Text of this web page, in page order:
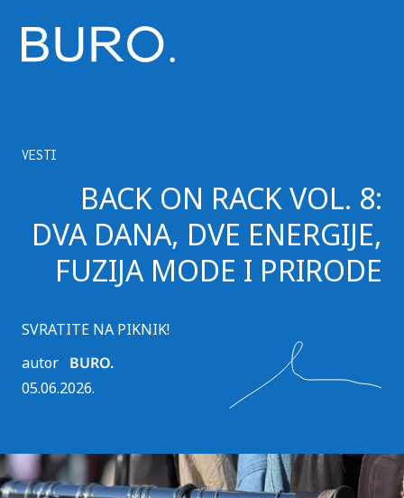
VESTI
BACK ON RACK VOL. 8:
DVA DANA, DVE ENERGIJE,
FUZIJA MODE I PRIRODE
SVRATITE NA PIKNIK!
autor BURO.
05.06.2026.